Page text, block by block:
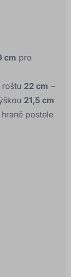
cm pro
22 cm –
21,5 cm
postele